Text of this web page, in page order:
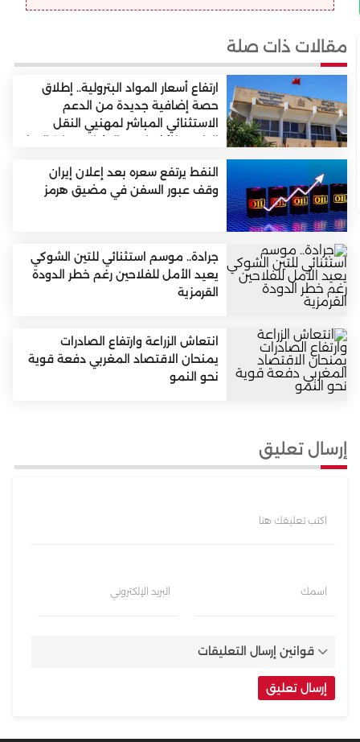
مقالات ذات صلة
ارتفاع أسعار المواد البترولية.. إطلاق
حصة إضافية جديدة من الدعم
الاستثنائي المباشر لمهنيي النقل
الطرقي للأشخاص والبضائع (وزارة النقل
النفط يرتفع سعره بعد إعلان إيران
وقف عبور السفن في مضيق هرمز
جرادة.. موسم استثنائي للتين الشوكي
يعيد الأمل للفلاحين رغم خطر الدودة
القرمزية
انتعاش الزراعة وارتفاع الصادرات
يمنحان الاقتصاد المغربي دفعة قوية
نحو النمو
إرسال تعليق
اكتب تعليقك هنا
اسمك البريد الإلكتروني
قوانين إرسال التعليقات